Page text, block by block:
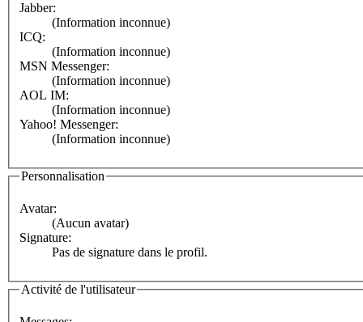
Jabber:
(Information inconnue)
ICQ:
(Information inconnue)
MSN Messenger:
(Information inconnue)
AOL IM:
(Information inconnue)
Yahoo! Messenger:
(Information inconnue)
Personnalisation
Avatar:
(Aucun avatar)
Signature:
Pas de signature dans le profil.
Activité de l'utilisateur